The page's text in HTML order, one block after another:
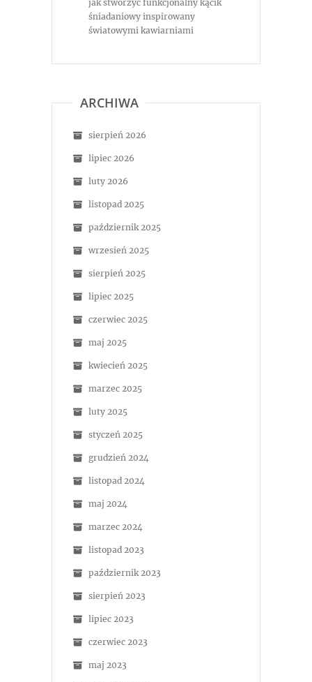
jak stworzyć funkcjonalny kącik
śniadaniowy inspirowany
światowymi kawiarniami
ARCHIWA
sierpień 2026
lipiec 2026
luty 2026
listopad 2025
październik 2025
wrzesień 2025
sierpień 2025
lipiec 2025
czerwiec 2025
maj 2025
kwiecień 2025
marzec 2025
luty 2025
styczeń 2025
grudzień 2024
listopad 2024
maj 2024
marzec 2024
listopad 2023
październik 2023
sierpień 2023
lipiec 2023
czerwiec 2023
maj 2023